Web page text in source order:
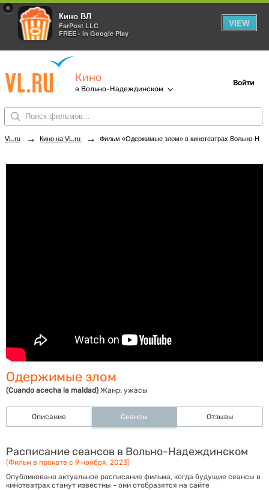
×
Кино ВЛ
FarPost LLC
FREE - In Google Play
VIEW
Кино
в Вольно-Надеждинском
Войти
VL.ru → Кино на VL.ru → Фильм «Одержимые злом» в кинотеатрах Вольно-Надеждинского. Купить билеты!
Одержимые злом
(Cuando acecha la maldad) Жанр: ужасы
Описание Сеансы Отзывы
Расписание сеансов в Вольно-Надеждинском
(Фильм в прокате с 9 ноября, 2023)
Опубликовано актуальное расписание фильма, когда будущие сеансы в
кинотеатрах станут известны - они отобразятся на сайте